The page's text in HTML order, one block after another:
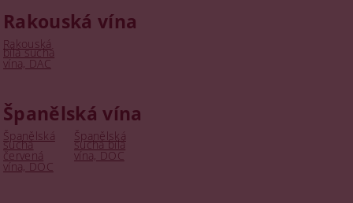
Rakouská vína
Rakouská
bílá suchá
vína, DAC
Španělská vína
Španělská
suchá
červená
vína, DOC
Španělská
suchá bílá
vína, DOC